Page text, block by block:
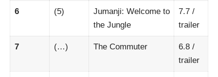
6 (5)
Jumanji: Welcome to
the Jungle
7.7/
trailer
7 (…) The Commuter 6.8/
trailer